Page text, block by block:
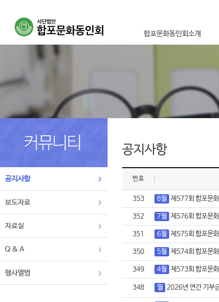
합포문화동인회소개
조직도
오시는길
공지사항
보도자료
자료실
Q & A
행사앨범
공지사항
번호
353 8월 제577회 합포문
352 7월 제576회 합포문
351 6월 제575회 합포문
350 5월 제574회 합포문
349 4월 제573회 합포문
348 월 2026년 연간 기부